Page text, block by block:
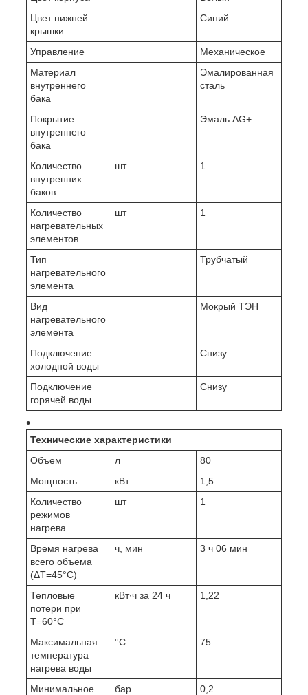
Цвет нижней
крышки
Синий
Управление
Механическое
Материал
внутреннего
бака
Эмалированная
сталь
Покрытие
внутреннего
бака
Эмаль AG+
Количество
внутренних
баков
шт 1
Количество
нагревательных
элементов
шт 1
Тип
нагревательного
элемента
Трубчатый
Вид
нагревательного
элемента
Мокрый ТЭН
Подключение
холодной воды
Снизу
Подключение
горячей воды
Снизу
Технические характеристики
Объем
л
80
Мощность
кВт
1,5
Количество
режимов
нагрева
шт 1
Время нагрева
всего объема
(ΔT=45°С)
ч, мин 3 ч 06 мин
Тепловые
потери при
T=60°С
кВт∙ч за 24 ч 1,22
Максимальная
температура
нагрева воды
°С 75
Минимальное
бар 0,2